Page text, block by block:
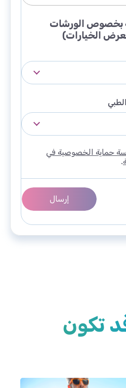
بخصوص الورشات
الخيارات)
حماية الخصوصية في
.
تكون